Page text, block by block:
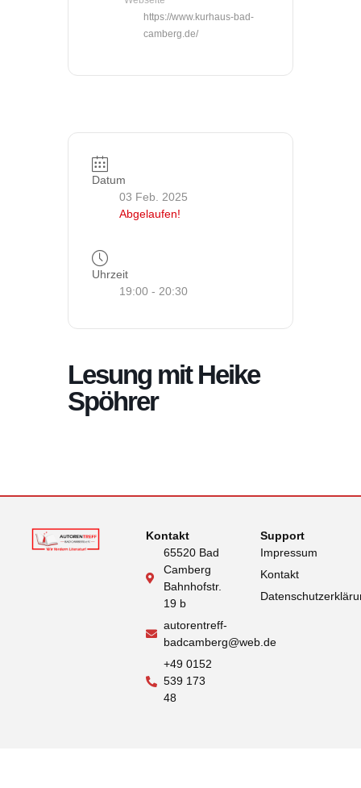
https://www.kurhaus-bad-
camberg.de/
Datum
03 Feb. 2025
Abgelaufen!
Uhrzeit
19:00 - 20:30
Lesung mit Heike
Spöhrer
Kontakt
65520 Bad
Camberg
Bahnhofstr.
19 b
autorentreff-
badcamberg@web.de
+49 0152
539 173
48
Support
Impressum
Kontakt